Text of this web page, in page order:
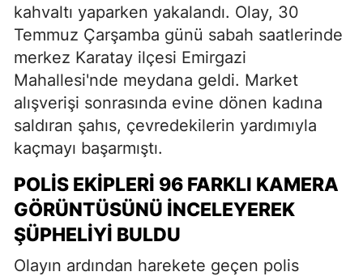
kahvaltı yaparken yakalandı. Olay, 30
Temmuz Çarşamba günü sabah saatlerinde
merkez Karatay ilçesi Emirgazi
Mahallesi'nde meydana geldi. Market
alışverişi sonrasında evine dönen kadına
saldıran şahıs, çevredekilerin yardımıyla
kaçmayı başarmıştı.
POLIS EKIPLERI 96 FARKLI KAMERA
GÖRÜNTÜSÜNÜ İNCELEYEREK
ŞÜPHELIYI BULDU
Olayın ardından harekete geçen polis